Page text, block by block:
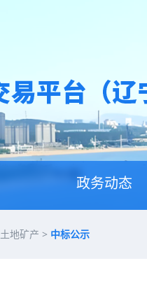
政务动态
土地矿产 > 中标公示